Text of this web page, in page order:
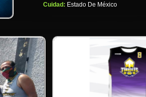
Cuidad: Estado De México